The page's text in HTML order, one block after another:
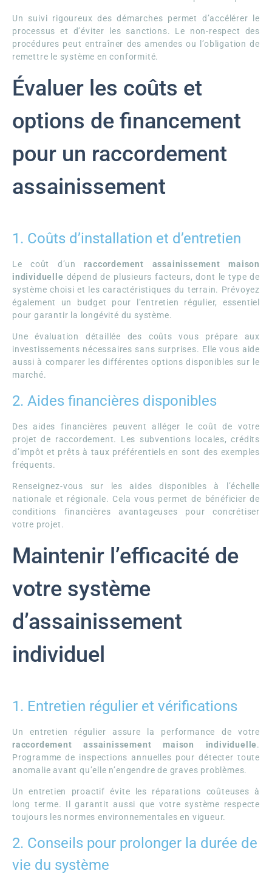
Un suivi rigoureux des démarches permet d’accélérer le
processus et d’éviter les sanctions. Le non-respect des
procédures peut entraîner des amendes ou l’obligation de
remettre le système en conformité.
Évaluer les coûts et
options de financement
pour un raccordement
assainissement
1. Coûts d’installation et d’entretien
Le coût d’unraccordement assainissement maison
individuelle dépend de plusieurs facteurs, dont le type de
système choisi et les caractéristiques du terrain. Prévoyez
également un budget pour l’entretien régulier, essentiel
pour garantir la longévité du système.
Une évaluation détaillée des coûts vous prépare aux
investissements nécessaires sans surprises. Elle vous aide
aussi à comparer les différentes options disponibles sur le
marché.
2. Aides financières disponibles
Des aides financières peuvent alléger le coût de votre
projet de raccordement. Les subventions locales, crédits
d’impôt et prêts à taux préférentiels en sont des exemples
fréquents.
Renseignez-vous sur les aides disponibles à l’échelle
nationale et régionale. Cela vous permet de bénéficier de
conditions financières avantageuses pour concrétiser
votre projet.
Maintenir l’efficacité de
votre système
d’assainissement
individuel
1. Entretien régulier et vérifications
Un entretien régulier assure la performance de votre
raccordement assainissement maison individuelle.
Programme de inspections annuelles pour détecter toute
anomalie avant qu’elle n’engendre de graves problèmes.
Un entretien proactif évite les réparations coûteuses à
long terme. Il garantit aussi que votre système respecte
toujours les normes environnementales en vigueur.
2. Conseils pour prolonger la durée de
vie du système